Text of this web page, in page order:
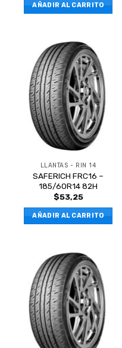
AÑADIR AL CARRITO
LLANTAS - RIN 14
SAFERICH FRC16 –
185/60R14 82H
$53,25
AÑADIR AL CARRITO